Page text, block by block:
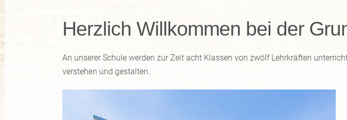
Herzlich Willkommen bei der
An unserer Schule werden zur Zeit acht Klassen von zwölf Lehrkräften
verstehen und gestalten.